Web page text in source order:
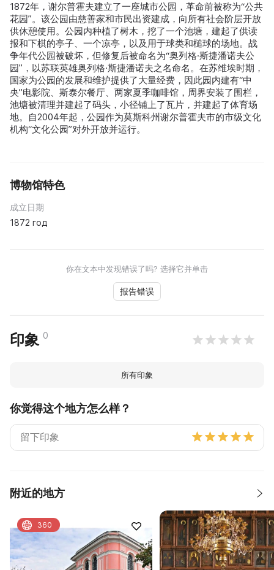
1872年，谢尔普霍夫建立了一座城市公园，革命前被称为“公共
花园”。该公园由慈善家和市民出资建成，向所有社会阶层开放
供休憩使用。公园内种植了树木，挖了一个池塘，建起了供读
报和下棋的亭子、一个凉亭，以及用于球类和槌球的场地。战
争年代公园被破坏，但修复后被命名为“奥列格·斯捷潘诺夫公
园”，以苏联英雄奥列格·斯捷潘诺夫之名命名。在苏维埃时期，
国家为公园的发展和维护提供了大量经费，因此园内建有“中
央”电影院、斯泰尔餐厅、两家夏季咖啡馆，周界安装了围栏，
池塘被清理并建起了码头，小径铺上了瓦片，并建起了体育场
地。自2004年起，公园作为莫斯科州谢尔普霍夫市的市级文化
机构“文化公园”对外开放并运行。
博物馆特色
成立日期
1872 год
你在文本中发现错误了吗? 选择它并单击
报告错误
印象 0
所有印象
你觉得这个地方怎么样？
附近的地方
360